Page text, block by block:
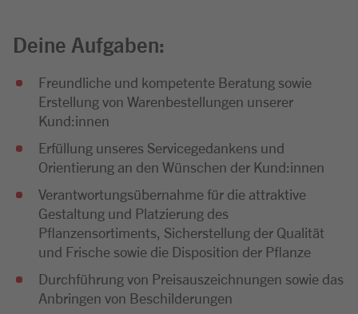
Deine Aufgaben:
Freundliche und kompetente Beratung sowie
Erstellung von Warenbestellungen unserer
Kund:innen
Erfüllung unseres Servicegedankens und
Orientierung an den Wünschen der Kund:innen
Verantwortungsübernahme für die attraktive
Gestaltung und Platzierung des
Pflanzensortiments, Sicherstellung der Qualität
und Frische sowie die Disposition der Pflanze
Durchführung von Preisauszeichnungen sowie das
Anbringen von Beschilderungen